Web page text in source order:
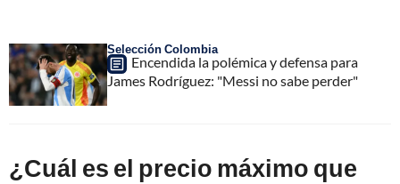
Selección Colombia
Encendida la polémica y defensa para
James Rodríguez: "Messi no sabe perder"
¿Cuál es el precio máximo que